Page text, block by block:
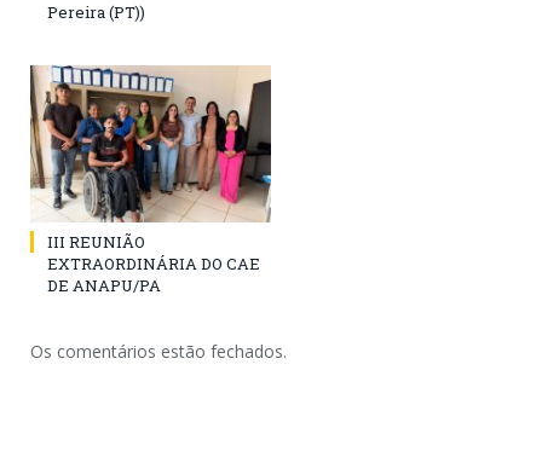
Pereira (PT))
III REUNIÃO
EXTRAORDINÁRIA DO CAE
DE ANAPU/PA
Os comentários estão fechados.